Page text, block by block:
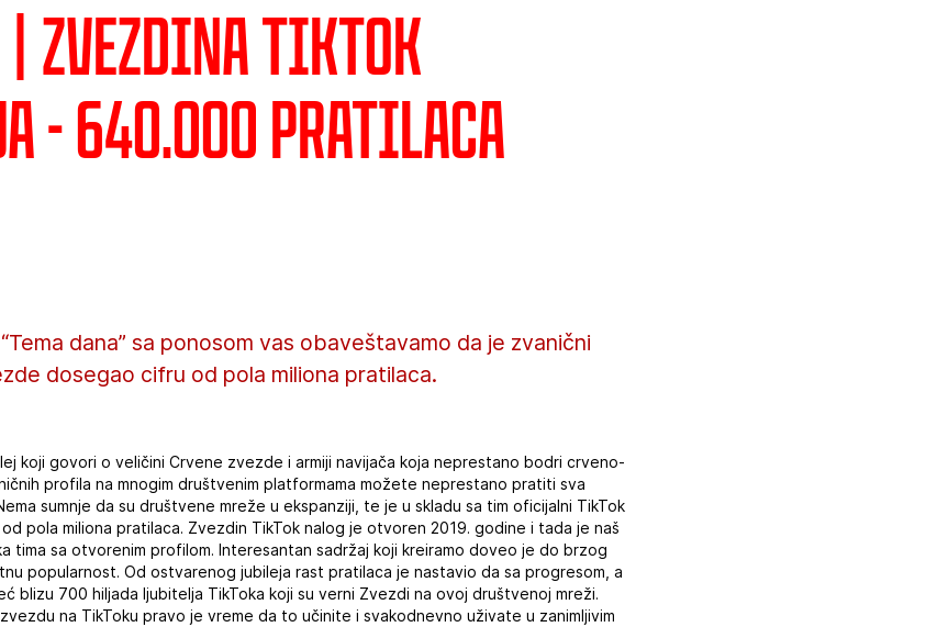
| Zvezdina TikTok
- 640.000 pratilaca
dana” sa ponosom vas obaveštavamo da je zvanični
dosegao cifru od pola miliona pratilaca.
koji govori o veličini Crvene zvezde i armiji navijača koja neprestano bodri crveno-
profila na mnogim društvenim platformama možete neprestano pratiti sva
sumnje da su društvene mreže u ekspanziji, te je u skladu sa tim oficijalni TikTok
pola miliona pratilaca. Zvezdin TikTok nalog je otvoren 2019. godine i tada je naš
tima sa otvorenim profilom. Interesantan sadržaj koji kreiramo doveo je do brzog
popularnost. Od ostvarenog jubileja rast pratilaca je nastavio da sa progresom, a
blizu 700 hiljada ljubitelja TikToka koji su verni Zvezdi na ovoj društvenoj mreži.
na TikToku pravo je vreme da to učinite i svakodnevno uživate u zanimljivim